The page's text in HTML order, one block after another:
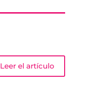
Leer el artículo